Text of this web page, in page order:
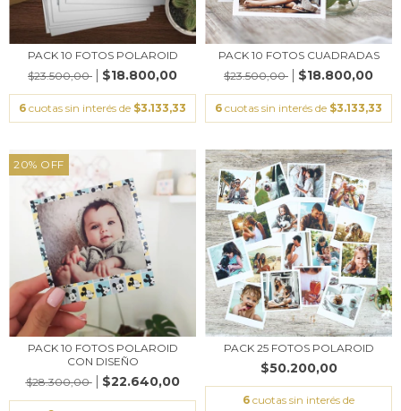
PACK 10 FOTOS POLAROID
$23.500,00
$18.800,00
6 cuotas sin interés de $3.133,33
PACK 10 FOTOS CUADRADAS
$23.500,00
$18.800,00
6 cuotas sin interés de $3.133,33
20% OFF
PACK 10 FOTOS POLAROID
CON DISEÑO
$28.300,00
$22.640,00
PACK 25 FOTOS POLAROID
$50.200,00
6 cuotas sin interés de